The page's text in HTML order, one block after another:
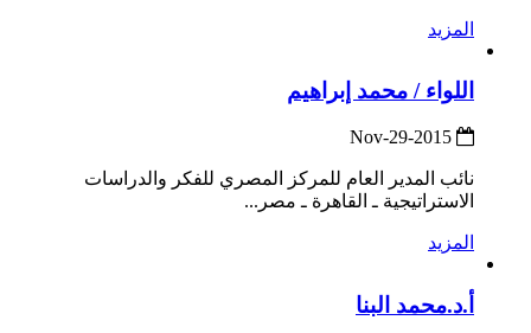
المزيد
اللواء / محمد إبراهيم
نائب المدير العام للمركز المصري للفكر والدراسات
الاستراتيجية ـ القاهرة ـ مصر...
المزيد
أ.د.محمد البنا